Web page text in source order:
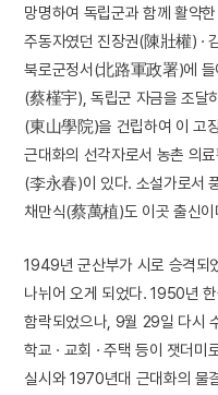
망명하여 독립군과 함께 활약
주동자였던 진장권(陳壯權) ·
북로군정서(北路軍政署)에 들
(蔡槿宇), 독립군 자금을 조달
(東山學院)을 건립하여 이 고
근대화의 선각자로서 농촌 의
(李永春)이 있다. 소설가로서
채만식(蔡萬植)도 이곳 출신이
1949년 군산부가 시로 승격되
나뉘어 오게 되었다. 1950년
함락되었으나, 9월 29일 다시
학교 · 교회 · 주택 등이 잿더
실시와 1970년대 근대화의 물